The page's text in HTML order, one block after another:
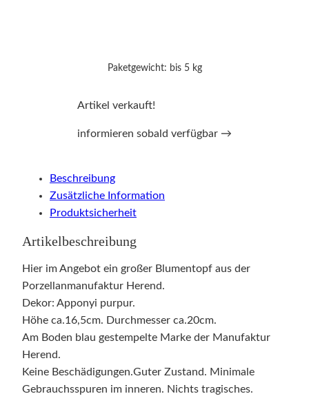
Paketgewicht: bis 5 kg
Artikel verkauft!
informieren sobald verfügbar →
Beschreibung
Zusätzliche Information
Produktsicherheit
Artikelbeschreibung
Hier im Angebot ein großer Blumentopf aus der
Porzellanmanufaktur Herend.
Dekor: Apponyi purpur.
Höhe ca.16,5cm. Durchmesser ca.20cm.
Am Boden blau gestempelte Marke der Manufaktur
Herend.
Keine Beschädigungen.Guter Zustand. Minimale
Gebrauchsspuren im inneren. Nichts tragisches.